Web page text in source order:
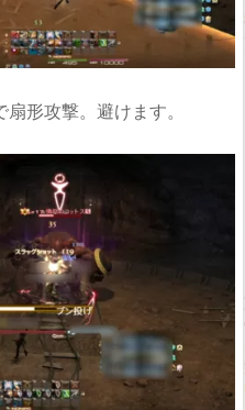
形攻撃。避けます。